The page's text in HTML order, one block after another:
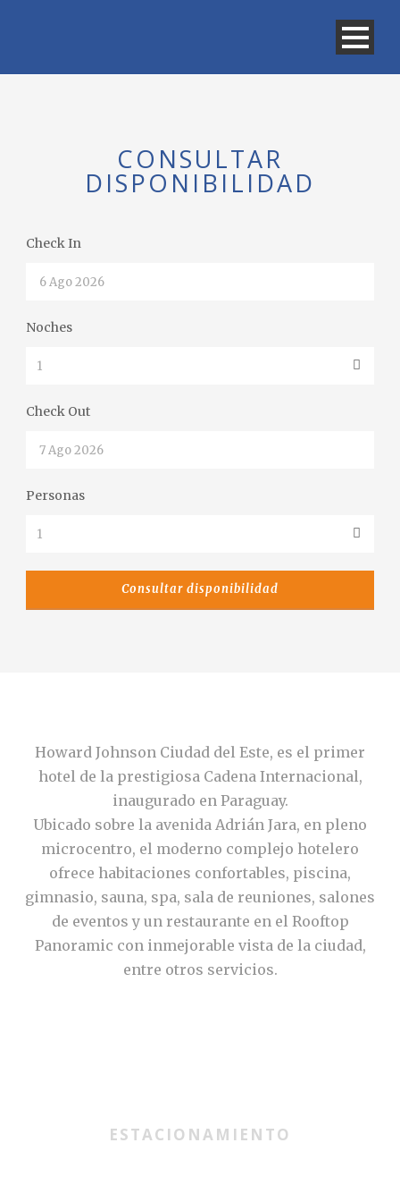
CONSULTAR
DISPONIBILIDAD
Check In
Noches
Check Out
Personas
Howard Johnson Ciudad del Este, es el primer
hotel de la prestigiosa Cadena Internacional,
inaugurado en Paraguay.
Ubicado sobre la avenida Adrián Jara, en pleno
microcentro, el moderno complejo hotelero
ofrece habitaciones confortables, piscina,
gimnasio, sauna, spa, sala de reuniones, salones
de eventos y un restaurante en el Rooftop
Panoramic con inmejorable vista de la ciudad,
entre otros servicios.
ESTACIONAMIENTO